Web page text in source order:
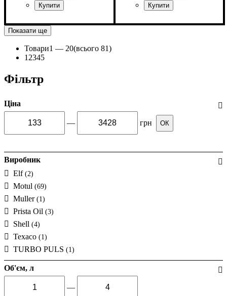
Показати ще
Товари1 — 20(всього 81)
1 2345
Фільтр
Ціна
— грн ОК
Виробник
Elf (2)
Motul (69)
Muller (1)
Prista Oil (3)
Shell (4)
Texaco (1)
TURBO PULS (1)
Об'єм, л
—